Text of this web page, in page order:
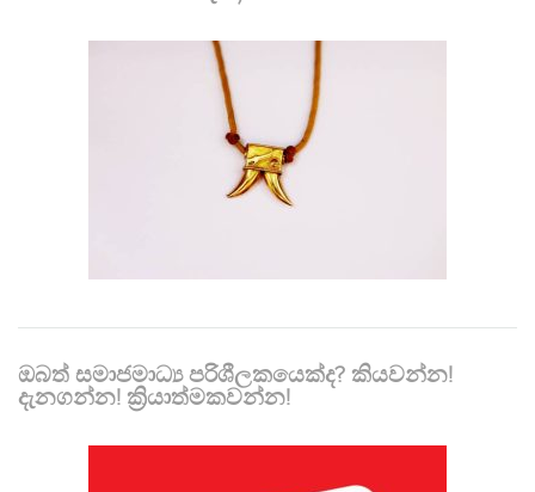
ඔබත් සමාජමාධ්‍ය පරිශීලකයෙක්ද? කියවන්න!
දැනගන්න! ක්‍රියාත්මකවන්න!